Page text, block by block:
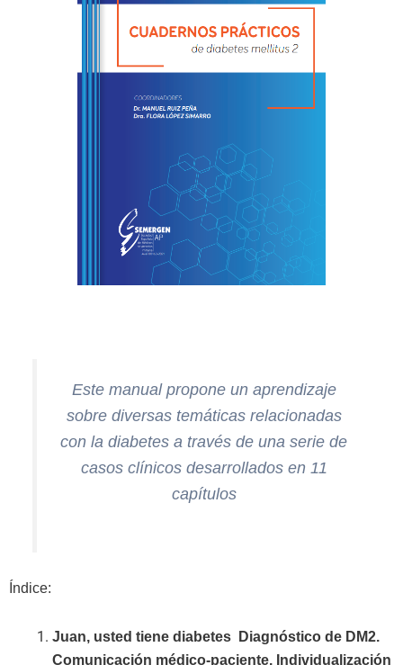
Este manual propone un aprendizaje
sobre diversas temáticas relacionadas
con la diabetes a través de una serie de
casos clínicos desarrollados en 11
capítulos
Índice:
Juan, usted tiene diabetes Diagnóstico de DM2.
Comunicación médico-paciente. Individualización